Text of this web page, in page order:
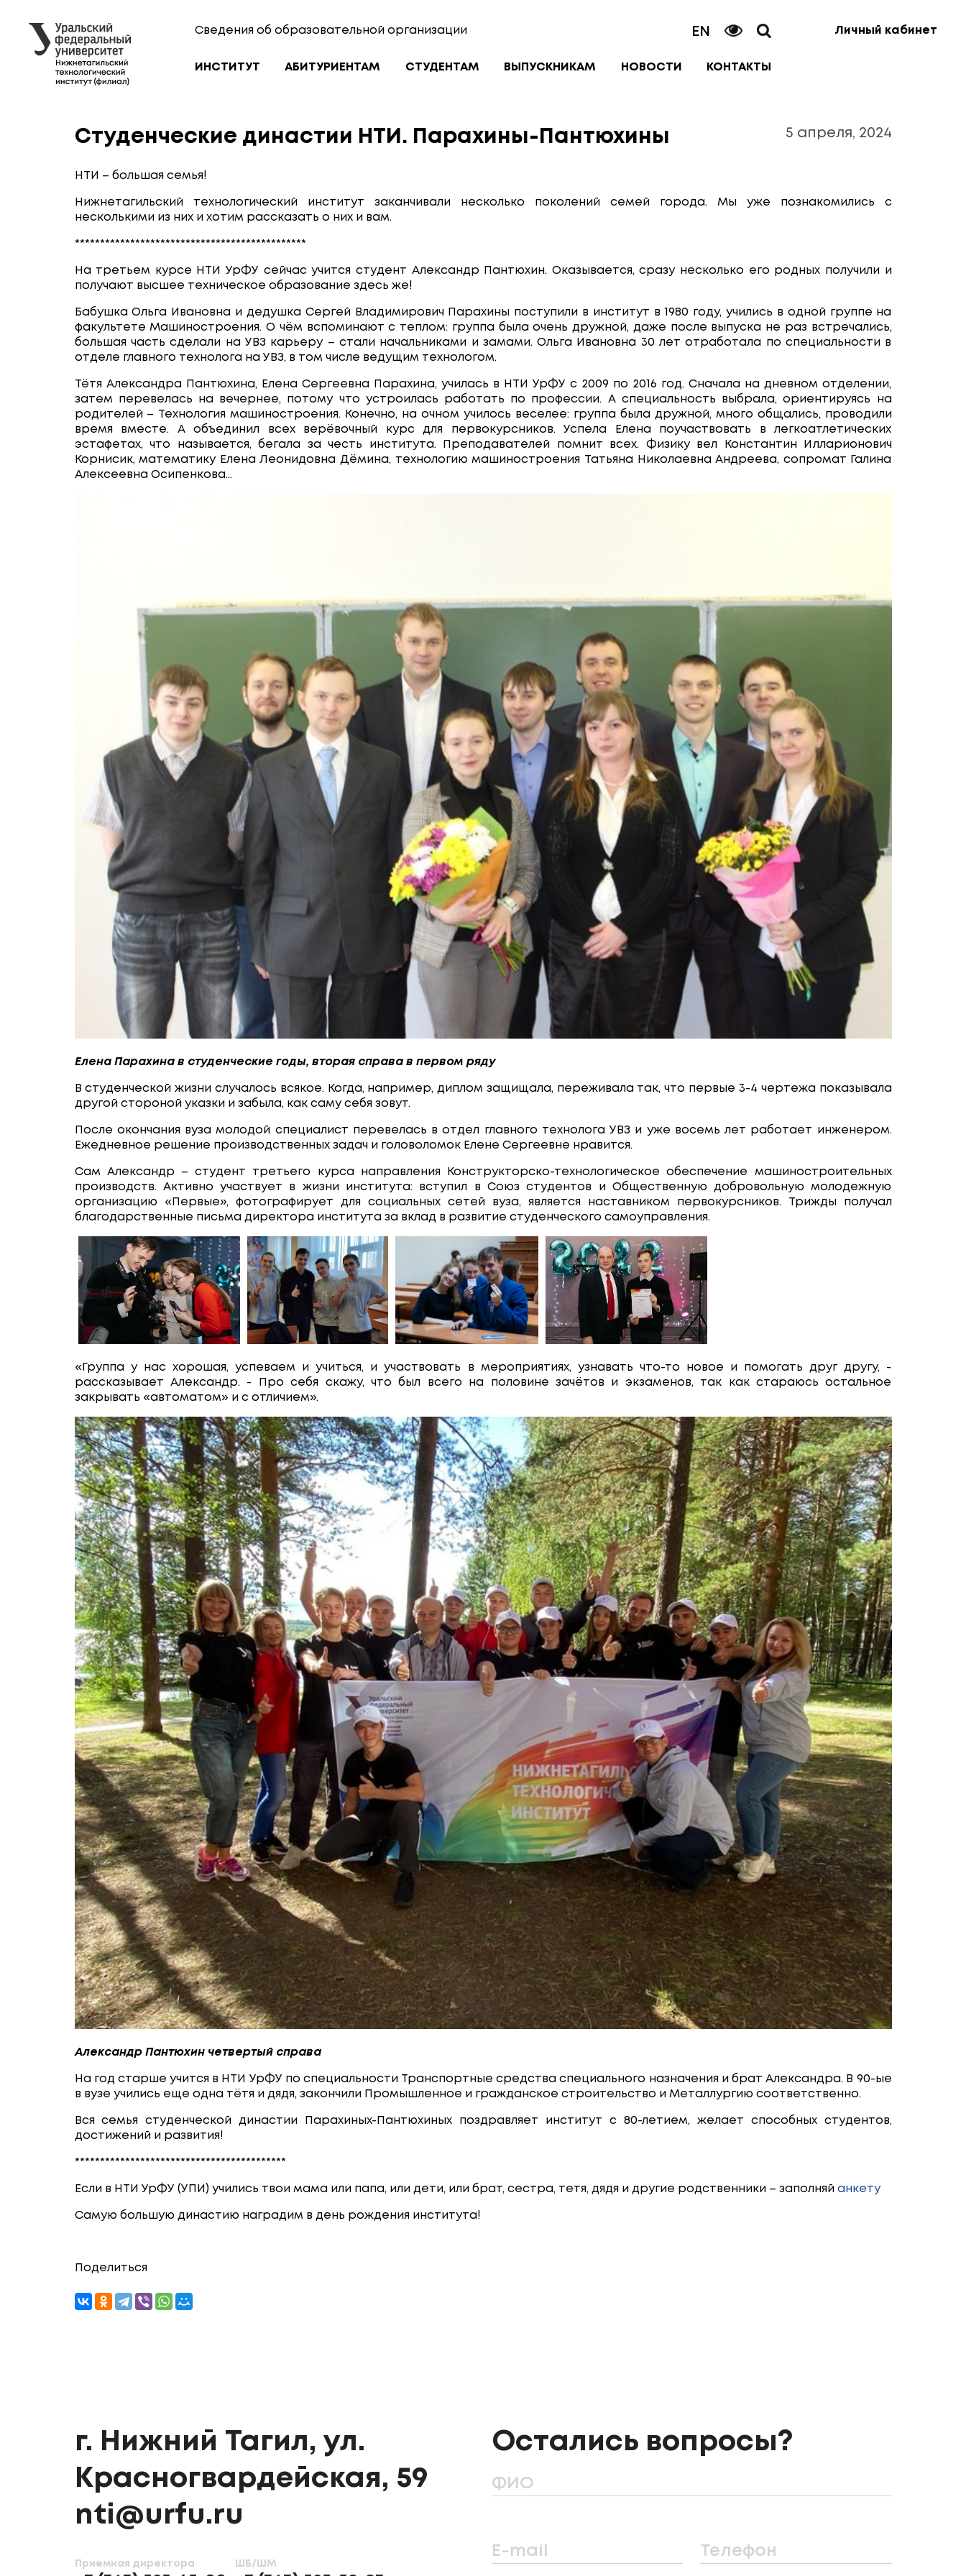
Сведения об образовательной организации EN
ИНСТИТУТ АБИТУРИЕНТАМ СТУДЕНТАМ ВЫПУСКНИКАМ НОВОСТИ КОНТАКТЫ
Личный кабинет
Студенческие династии НТИ. Парахины-Пантюхины 5 апреля, 2024
НТИ – большая семья!
Нижнетагильский технологический институт заканчивали несколько поколений семей города. Мы уже познакомились с
несколькими из них и хотим рассказать о них и вам.
**********************************************
На третьем курсе НТИ УрФУ сейчас учится студент Александр Пантюхин. Оказывается, сразу несколько его родных получили и
получают высшее техническое образование здесь же!
Бабушка Ольга Ивановна и дедушка Сергей Владимирович Парахины поступили в институт в 1980 году, учились в одной группе на
факультете Машиностроения. О чём вспоминают с теплом: группа была очень дружной, даже после выпуска не раз встречались,
большая часть сделали на УВЗ карьеру – стали начальниками и замами. Ольга Ивановна 30 лет отработала по специальности в
отделе главного технолога на УВЗ, в том числе ведущим технологом.
Тётя Александра Пантюхина, Елена Сергеевна Парахина, училась в НТИ УрФУ с 2009 по 2016 год. Сначала на дневном отделении,
затем перевелась на вечернее, потому что устроилась работать по профессии. А специальность выбрала, ориентируясь на
родителей – Технология машиностроения. Конечно, на очном училось веселее: группа была дружной, много общались, проводили
время вместе. А объединил всех верёвочный курс для первокурсников. Успела Елена поучаствовать в легкоатлетических
эстафетах, что называется, бегала за честь института. Преподавателей помнит всех. Физику вел Константин Илларионович
Корнисик, математику Елена Леонидовна Дёмина, технологию машиностроения Татьяна Николаевна Андреева, сопромат Галина
Алексеевна Осипенкова…
Елена Парахина в студенческие годы, вторая справа в первом ряду
В студенческой жизни случалось всякое. Когда, например, диплом защищала, переживала так, что первые 3-4 чертежа показывала
другой стороной указки и забыла, как саму себя зовут.
После окончания вуза молодой специалист перевелась в отдел главного технолога УВЗ и уже восемь лет работает инженером.
Ежедневное решение производственных задач и головоломок Елене Сергеевне нравится.
Сам Александр – студент третьего курса направления Конструкторско-технологическое обеспечение машиностроительных
производств. Активно участвует в жизни института: вступил в Союз студентов и Общественную добровольную молодежную
организацию «Первые», фотографирует для социальных сетей вуза, является наставником первокурсников. Трижды получал
благодарственные письма директора института за вклад в развитие студенческого самоуправления.
«Группа у нас хорошая, успеваем и учиться, и участвовать в мероприятиях, узнавать что-то новое и помогать друг другу, -
рассказывает Александр. - Про себя скажу, что был всего на половине зачётов и экзаменов, так как стараюсь остальное
закрывать «автоматом» и с отличием».
Александр Пантюхин четвертый справа
На год старше учится в НТИ УрФУ по специальности Транспортные средства специального назначения и брат Александра. В 90-ые
в вузе учились еще одна тётя и дядя, закончили Промышленное и гражданское строительство и Металлургию соответственно.
Вся семья студенческой династии Парахиных-Пантюхиных поздравляет институт с 80-летием, желает способных студентов,
достижений и развития!
******************************************
Если в НТИ УрФУ (УПИ) учились твои мама или папа, или дети, или брат, сестра, тетя, дядя и другие родственники – заполняй анкету
Самую большую династию наградим в день рождения института!
Поделиться
г. Нижний Тагил, ул.
Красногвардейская, 59
nti@urfu.ru
Приемная директора ШБ/ШМ
Остались вопросы?
ФИО
E-mail Телефон